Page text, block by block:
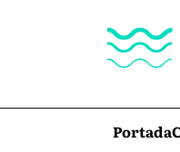
Portada